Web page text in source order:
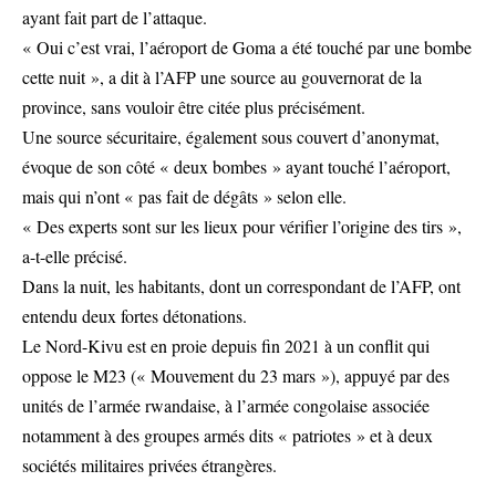
ayant fait part de l’attaque.
« Oui c’est vrai, l’aéroport de Goma a été touché par une bombe
cette nuit », a dit à l’AFP une source au gouvernorat de la
province, sans vouloir être citée plus précisément.
Une source sécuritaire, également sous couvert d’anonymat,
évoque de son côté « deux bombes » ayant touché l’aéroport,
mais qui n’ont « pas fait de dégâts » selon elle.
« Des experts sont sur les lieux pour vérifier l’origine des tirs »,
a-t-elle précisé.
Dans la nuit, les habitants, dont un correspondant de l’AFP, ont
entendu deux fortes détonations.
Le Nord-Kivu est en proie depuis fin 2021 à un conflit qui
oppose le M23 (« Mouvement du 23 mars »), appuyé par des
unités de l’armée rwandaise, à l’armée congolaise associée
notamment à des groupes armés dits « patriotes » et à deux
sociétés militaires privées étrangères.